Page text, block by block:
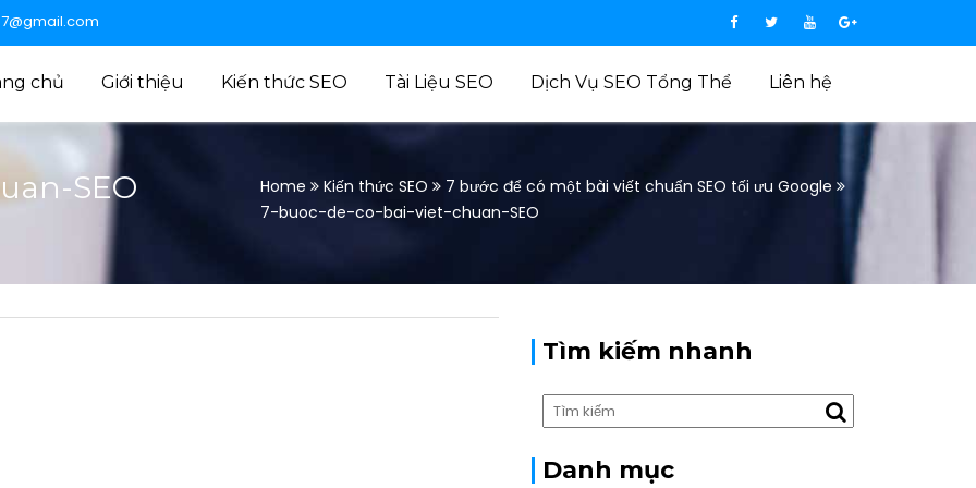
chủ Giới thiệu Kiến thức SEO Tài Liệu SEO Dịch Vụ SEO Tổng Thể Liên hệ
SEO Home Kiến thức SEO
7 bước để có một bài viết chuẩn SEO tối ưu Google
7-buoc-de-co-bai-viet-chuan-SEO
Tìm kiếm nhanh
Danh mục